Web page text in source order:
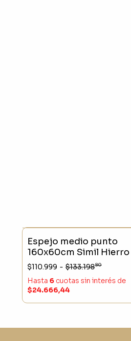
SIN STOCK
Espejo medio punto
160x60cm Simil
$110.999 - $133.19880
Hasta 6 cuotas sin interés de
$24.666,44